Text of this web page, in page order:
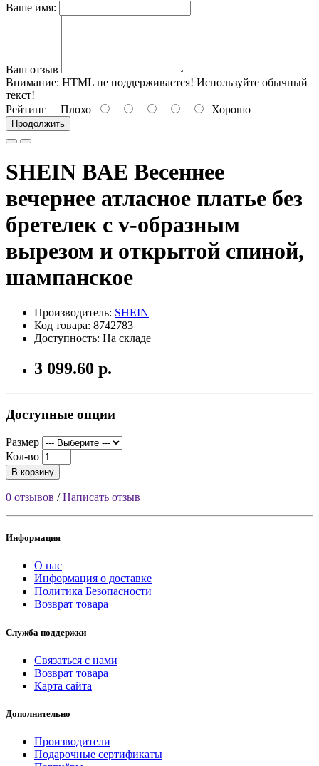
Ваше имя:
Ваш отзыв
Внимание: HTML не поддерживается! Используйте обычный
текст!
Рейтинг Плохо Хорошо
Продолжить
SHEIN BAE Весеннее
вечернее атласное платье без
бретелек с v-образным
вырезом и открытой спиной,
шампанское
Производитель: SHEIN
Код товара: 8742783
Доступность: На складе
3 099.60 р.
Доступные опции
Размер
Кол-во
В корзину
0 отзывов /Написать отзыв
Информация
О нас
Информация о доставке
Политика Безопасности
Возврат товара
Служба поддержки
Связаться с нами
Возврат товара
Карта сайта
Дополнительно
Производители
Подарочные сертификаты